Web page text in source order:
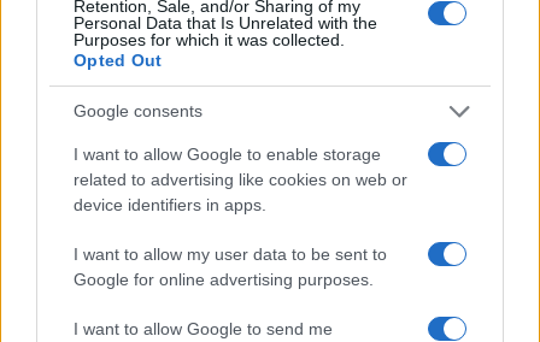
Retention, Sale, and/or Sharing of my
Personal Data that Is Unrelated with the
Purposes for which it was collected.
Opted Out
Google consents
I want to allow Google to enable storage
related to advertising like cookies on web or
device identifiers in apps.
I want to allow my user data to be sent to
Google for online advertising purposes.
I want to allow Google to send me
Irán áll az elmúlt hónapokban Európában,
köztük Svédországban működő izraeli
nagykövetségek ellen elkövetett, bűnbandák
által végrehajtott terrortámadás-sorozat
mögött – derült ki az év elején a Moszad
hírszerző ügynökség egyik nyilvánosságra
hozott értékeléséből.